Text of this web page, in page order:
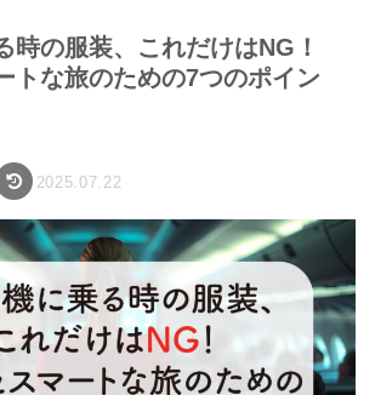
時の服装、これだけはNG！
トな旅のための7つのポイン
2025.07.22